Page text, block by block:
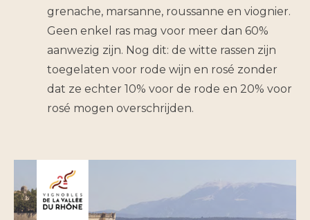
grenache, marsanne, roussanne en viognier.
Geen enkel ras mag voor meer dan 60%
aanwezig zijn. Nog dit: de witte rassen zijn
toegelaten voor rode wijn en rosé zonder
dat ze echter 10% voor de rode en 20% voor
rosé mogen overschrijden.